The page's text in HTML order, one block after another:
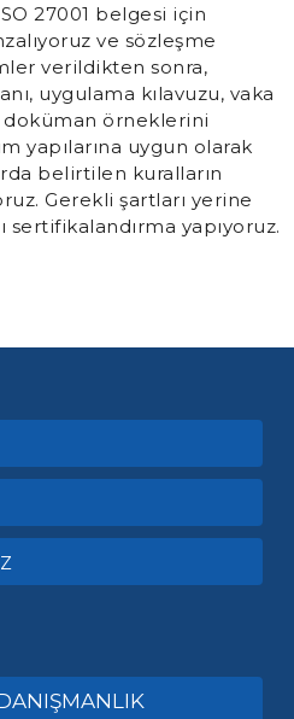
27001 belgesi için
ve sözleşme
verildikten sonra,
uygulama kılavuzu, vaka
örneklerini
yapılarına uygun olarak
belirtilen kuralların
Gerekli şartları yerine
yapıyoruz.